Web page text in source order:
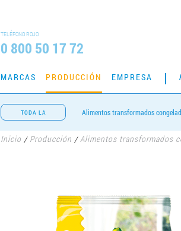
TELÉFONO ROJO
0 800 50 17 72
MARCAS PRODUCCIÓN EMPRESA
TODA LA
PRODUCCIÓN
Alimentos transformados
Inicio / Producción / Alimentos transformados